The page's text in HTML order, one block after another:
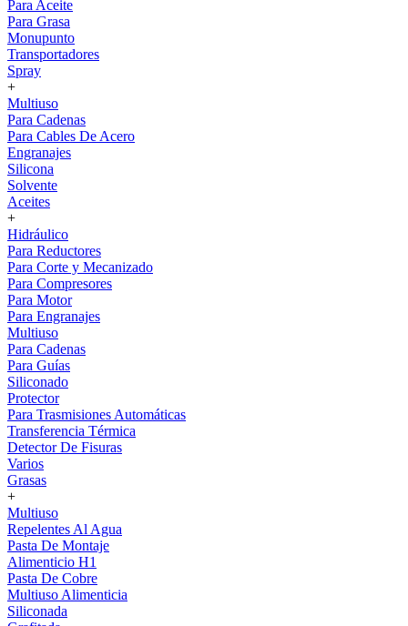
Para Aceite
Para Grasa
Monupunto
Transportadores
Spray
+
Multiuso
Para Cadenas
Para Cables De Acero
Engranajes
Silicona
Solvente
Aceites
+
Hidráulico
Para Reductores
Para Corte y Mecanizado
Para Compresores
Para Motor
Para Engranajes
Multiuso
Para Cadenas
Para Guías
Siliconado
Protector
Para Trasmisiones Automáticas
Transferencia Térmica
Detector De Fisuras
Varios
Grasas
+
Multiuso
Repelentes Al Agua
Pasta De Montaje
Alimenticio H1
Pasta De Cobre
Multiuso Alimenticia
Siliconada